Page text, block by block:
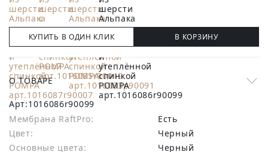
КУПИТЬ В ОДИН КЛИК В КОРЗИНУ
О ТОВАРЕ
Арт:1016086r90099
Мембрана RaftPro:
есть
Цвет:
Черный
Основные цвета:
черный